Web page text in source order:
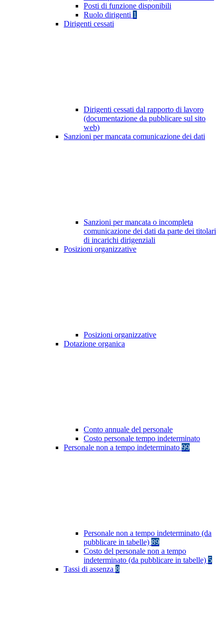
Posti di funzione disponibili
Ruolo dirigenti 1
Dirigenti cessati
Dirigenti cessati dal rapporto di lavoro
(documentazione da pubblicare sul sito
web)
Sanzioni per mancata comunicazione dei dati
Sanzioni per mancata o incompleta
comunicazione dei dati da parte dei titolari
di incarichi dirigenziali
Posizioni organizzative
Posizioni organizzative
Dotazione organica
Conto annuale del personale
Costo personale tempo indeterminato
Personale non a tempo indeterminato 99
Personale non a tempo indeterminato (da
pubblicare in tabelle) 89
Costo del personale non a tempo
indeterminato (da pubblicare in tabelle) 5
Tassi di assenza 8